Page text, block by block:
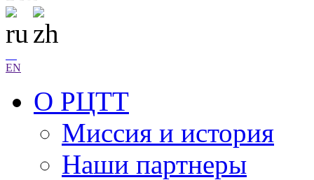
EN
О РЦТТ
Миссия и история
Наши партнеры